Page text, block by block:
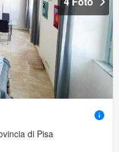
di Pisa